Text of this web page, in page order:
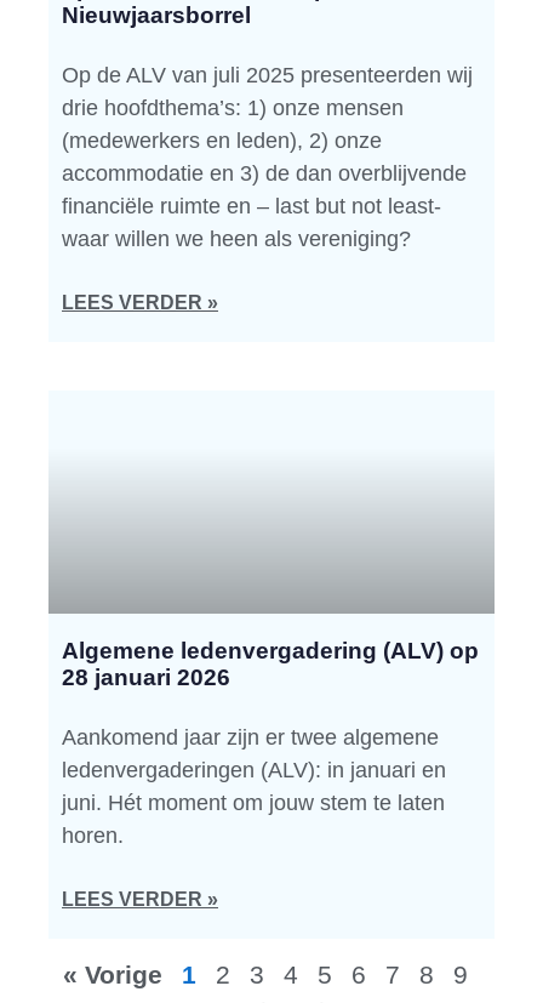
Nieuwjaarsborrel
Op de ALV van juli 2025 presenteerden wij
drie hoofdthema’s: 1) onze mensen
(medewerkers en leden), 2) onze
accommodatie en 3) de dan overblijvende
financiële ruimte en – last but not least-
waar willen we heen als vereniging?
LEES VERDER »
Algemene ledenvergadering (ALV) op
28 januari 2026
Aankomend jaar zijn er twee algemene
ledenvergaderingen (ALV): in januari en
juni. Hét moment om jouw stem te laten
horen.
LEES VERDER »
« Vorige 1 2 3 4 5 6 7 8
9